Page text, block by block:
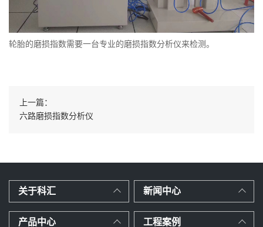
轮胎的磨损指数需要一台专业的磨损指数分析仪来检测。
上一篇：
六路磨损指数分析仪
关于科汇 新闻中心
产品中心 工程案例